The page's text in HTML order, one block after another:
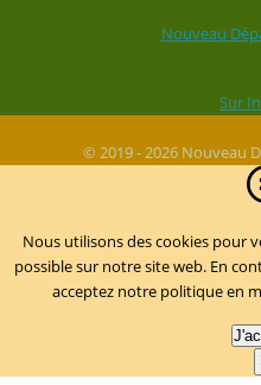
Nouveau
Sur
© 2019 - 2026 Nouveau
Nous utilisons des cookies pour
possible sur notre site web. En
acceptez notre politique en